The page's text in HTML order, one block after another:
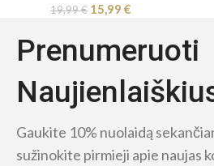
19,99€ 15,99 €
Prenumeruoti
Gaukite 10% nuolaidą
sužinokite pirmieji apie naujas